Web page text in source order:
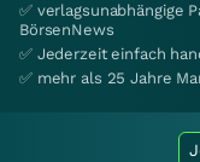
✅ verlagsunabhängige
BörsenNews
✅ Jederzeit einfach
✅ mehr als 25 Jahre